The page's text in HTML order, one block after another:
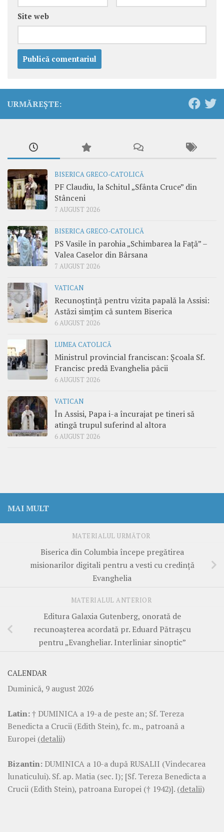
Site web
URMĂREȘTE:
BISERICA GRECO-CATOLICĂ
PF Claudiu, la Schitul „Sfânta Cruce” din
Stânceni
7 AUGUST 2026
BISERICA GRECO-CATOLICĂ
PS Vasile în parohia „Schimbarea la Față” –
Valea Caselor din Bârsana
7 AUGUST 2026
VATICAN
Recunoștință pentru vizita papală la Assisi:
Astăzi simțim că suntem Biserica
6 AUGUST 2026
LUMEA CATOLICĂ
Ministrul provincial franciscan: Școala Sf.
Francisc predă Evanghelia păcii
6 AUGUST 2026
VATICAN
În Assisi, Papa i-a încurajat pe tineri să
atingă trupul suferind al altora
6 AUGUST 2026
MAI MULT
MATERIALUL URMĂTOR
Biserica din Columbia începe pregătirea
misionarilor digitali pentru a vesti cu credință
Evanghelia
MATERIALUL ANTERIOR
Editura Galaxia Gutenberg, onorată de
recunoașterea acordată pr. Eduard Pătrașcu
pentru „Evangheliar. Interliniar sinoptic”
CALENDAR
Duminică, 9 august 2026
Latin:† DUMINICA a 19-a de peste an; Sf. Tereza
Benedicta a Crucii (Edith Stein), fc. m., patroană a
Europei (detalii)
Bizantin: DUMINICA a 10-a după RUSALII (Vindecarea
lunaticului). Sf. ap. Matia (sec. I); [Sf. Tereza Benedicta a
Crucii (Edith Stein), patroana Europei († 1942)]. (detalii)